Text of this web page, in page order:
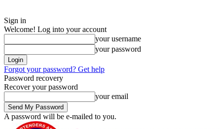
Sign in
Welcome! Log into your account
your username
your password
Forgot your password? Get help
Password recovery
Recover your password
your email
A password will be e-mailed to you.